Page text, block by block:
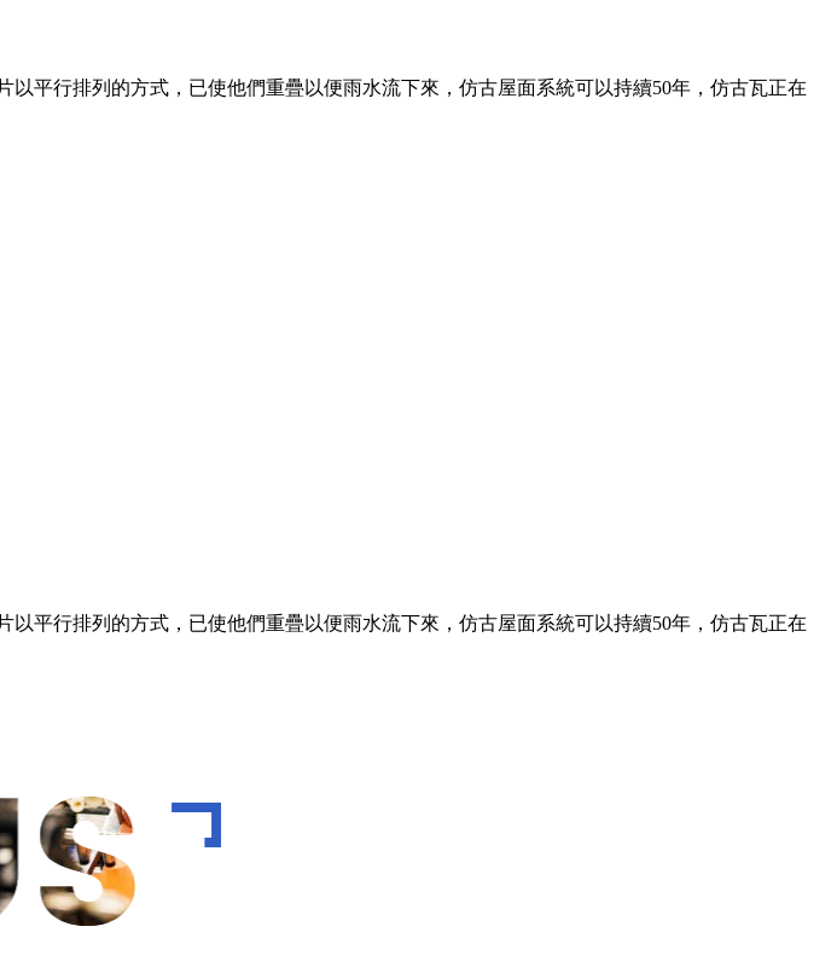
平行排列的方式，已使他們重疊以便雨水流下來，仿古屋面系統可以持續50年，仿古瓦正在
平行排列的方式，已使他們重疊以便雨水流下來，仿古屋面系統可以持續50年，仿古瓦正在